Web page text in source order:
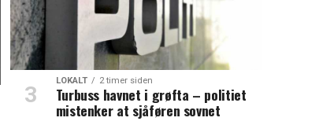
LOKALT 2 timer siden
Turbuss havnet i grøfta – politiet
mistenker at sjåføren sovnet